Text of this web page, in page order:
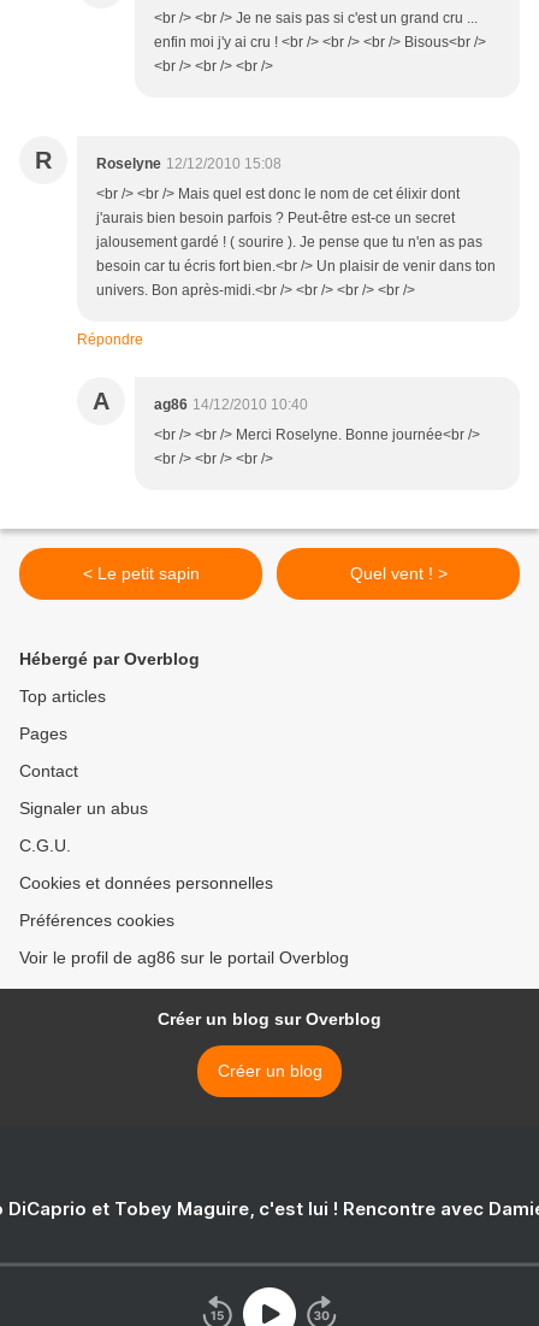
<br /> <br /> Je ne sais pas si c'est un grand cru ...
enfin moi j'y ai cru ! <br /> <br /> <br /> Bisous<br />
<br /> <br /> <br />
R Roselyne 12/12/2010 15:08
<br /> <br /> Mais quel est donc le nom de cet élixir dont
j'aurais bien besoin parfois ? Peut-être est-ce un secret
jalousement gardé ! ( sourire ). Je pense que tu n'en as pas
besoin car tu écris fort bien.<br /> Un plaisir de venir dans ton
univers. Bon après-midi.<br /> <br /> <br /> <br />
Répondre
A ag86 14/12/2010 10:40
<br /> <br /> Merci Roselyne. Bonne journée<br />
<br /> <br /> <br />
< Le petit sapin Quel vent ! >
Hébergé par Overblog
Top articles
Pages
Contact
Signaler un abus
C.G.U.
Cookies et données personnelles
Préférences cookies
Voir le profil de ag86 sur le portail Overblog
Créer un blog sur Overblog
Créer un blog
DiCaprio et Tobey Maguire, c'est lui ! Rencontre avec